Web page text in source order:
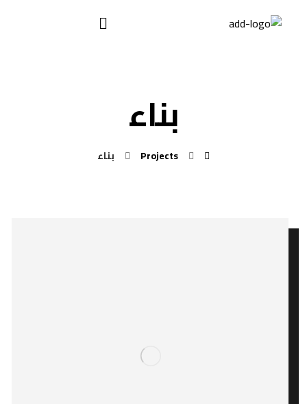
بناء
Projects بناء